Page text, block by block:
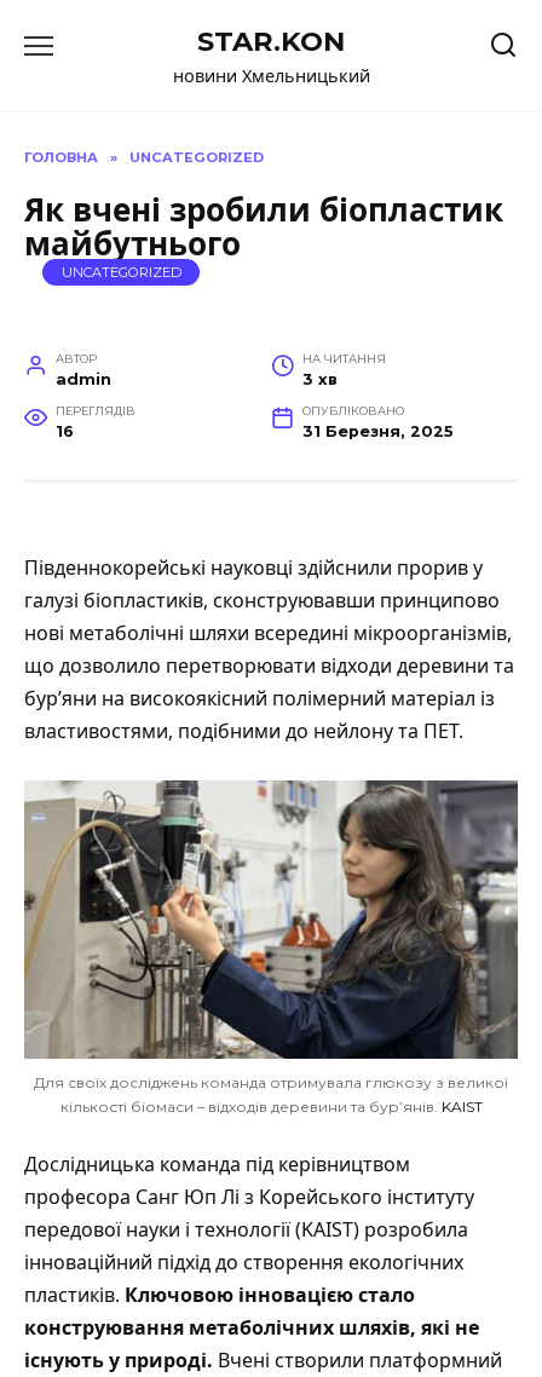
до
STAR.KON
новини Хмельницький
ГОЛОВНА » UNCATEGORIZED
Як вчені зробили біопластик
майбутнього
UNCATEGORIZED
АВТОР
admin
НА ЧИТАННЯ
3 хв
ПЕРЕГЛЯДІВ
16
ОПУБЛІКОВАНО
31 Березня, 2025
Південнокорейські науковці здійснили прорив у
галузі біопластиків, сконструювавши принципово
нові метаболічні шляхи всередині мікроорганізмів,
що дозволило перетворювати відходи деревини та
бур’яни на високоякісний полімерний матеріал із
властивостями, подібними до нейлону та ПЕТ.
Для своїх досліджень команда отримувала глюкозу з великої
кількості біомаси – відходів деревини та бур’янів. KAIST
Дослідницька команда під керівництвом
професора Санг Юп Лі з Корейського інституту
передової науки і технології (KAIST) розробила
інноваційний підхід до створення екологічних
пластиків. Ключовою інновацією стало
конструювання метаболічних шляхів, які не
існують у природі. Вчені створили платформний